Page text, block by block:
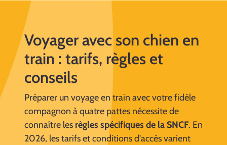
Voyager avec son chien en
train : tarifs, règles et
conseils
Préparer un voyage en train avec votre fidèle
compagnon à quatre pattes nécessite de
connaître les règles spécifiques de la SNCF. En
2026, les tarifs et conditions d'accès varient